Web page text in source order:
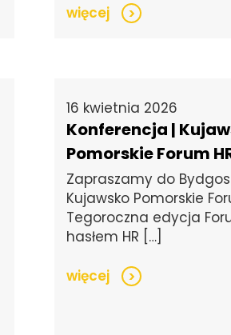
więcej >
16 kwietnia 2026
Konferencja |
Pomorskie Forum
Zapraszamy do
Kujawsko Pomorskie
Tegoroczna edycja
hasłem HR […]
więcej >